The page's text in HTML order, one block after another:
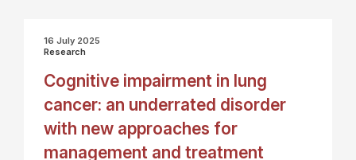
16 July 2025
Research
Cognitive impairment in lung
cancer: an underrated disorder
with new approaches for
management and treatment